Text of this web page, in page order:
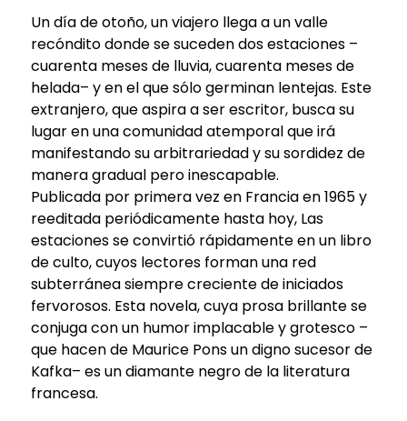
Un día de otoño, un viajero llega a un valle
recóndito donde se suceden dos estaciones –
cuarenta meses de lluvia, cuarenta meses de
helada– y en el que sólo germinan lentejas. Este
extranjero, que aspira a ser escritor, busca su
lugar en una comunidad atemporal que irá
manifestando su arbitrariedad y su sordidez de
manera gradual pero inescapable.
Publicada por primera vez en Francia en 1965 y
reeditada periódicamente hasta hoy, Las
estaciones se convirtió rápidamente en un libro
de culto, cuyos lectores forman una red
subterránea siempre creciente de iniciados
fervorosos. Esta novela, cuya prosa brillante se
conjuga con un humor implacable y grotesco –
que hacen de Maurice Pons un digno sucesor de
Kafka– es un diamante negro de la literatura
francesa.